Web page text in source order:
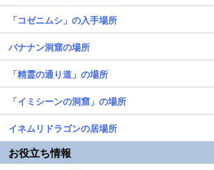
「コゼニムシ」の入手場所
バナナン洞窟の場所
「精霊の通り道」の場所
「イミシーンの洞窟」の場所
イネムリドラゴンの居場所
お役立ち情報